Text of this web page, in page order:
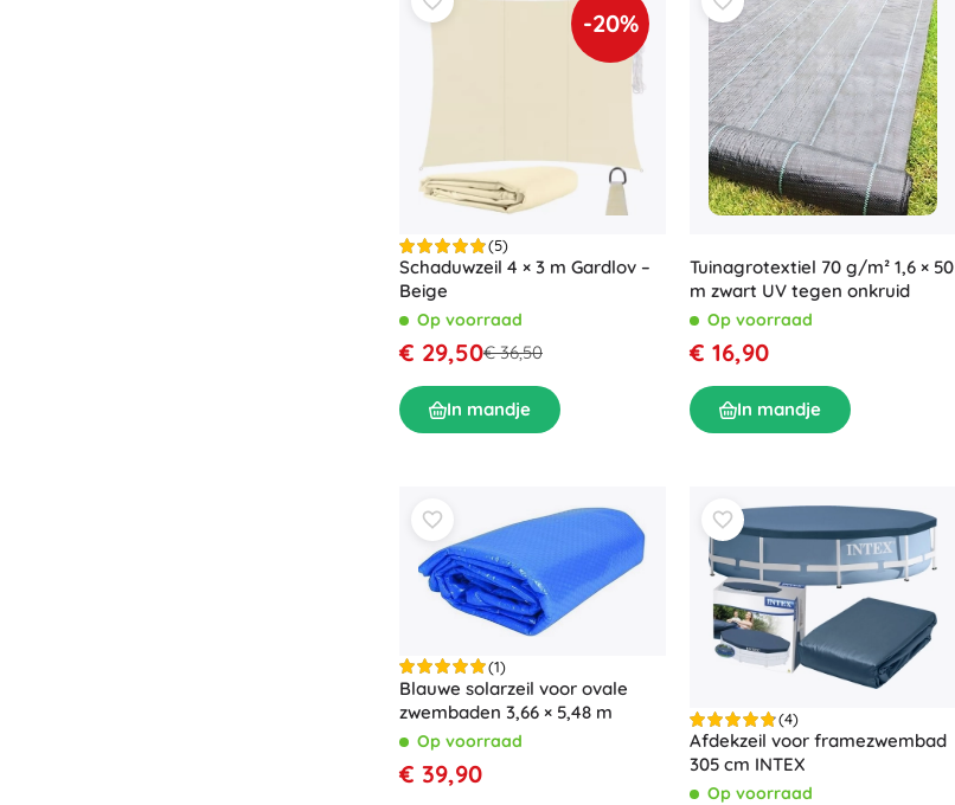
-20%
(5)
Schaduwzeil 4 × 3 m Gardlov –
Beige
Op voorraad
€ 29,50€ 36,50
In mandje
Tuinagrotextiel 70 g/m² 1,6 × 50
m zwart UV tegen onkruid
Op voorraad
€ 16,90
In mandje
(1)
Blauwe solarzeil voor ovale
zwembaden 3,66 × 5,48 m
Op voorraad
€ 39,90
(4)
Afdekzeil voor framezwembad
305 cm INTEX
Op voorraad